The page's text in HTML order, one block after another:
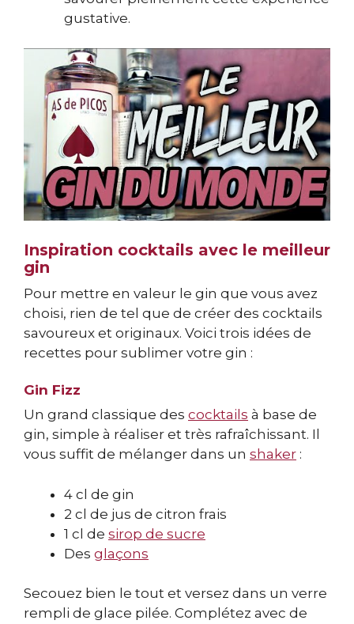
gustative.
Inspiration cocktails avec le meilleur
gin
Pour mettre en valeur le gin que vous avez
choisi, rien de tel que de créer des cocktails
savoureux et originaux. Voici trois idées de
recettes pour sublimer votre gin :
Gin Fizz
Un grand classique des cocktails à base de
gin, simple à réaliser et très rafraîchissant. Il
vous suffit de mélanger dans un shaker :
4 cl de gin
2 cl de jus de citron frais
1 cl de sirop de sucre
Des glaçons
Secouez bien le tout et versez dans un verre
rempli de glace pilée. Complétez avec de